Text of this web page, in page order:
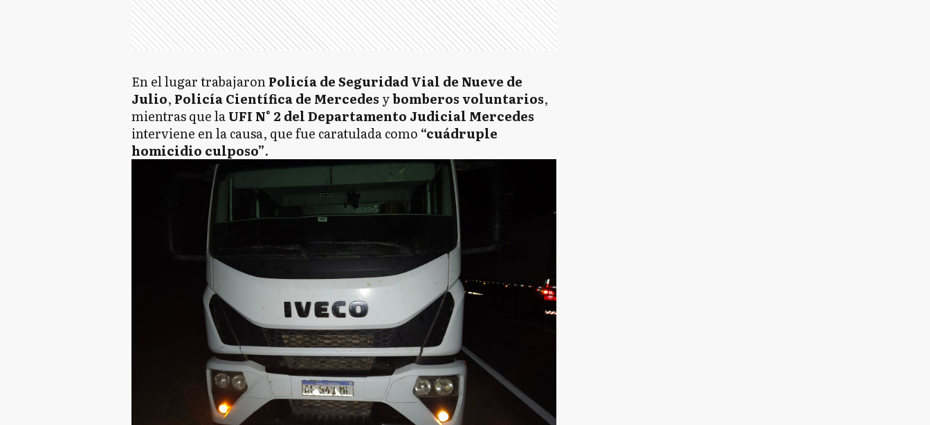
En el lugar trabajaronPolicía de Seguridad Vial de Nueve de
Julio, Policía Científica de Mercedes ybomberos voluntarios,
mientras que laUFI N° 2 del Departamento Judicial Mercedes
interviene en la causa, que fue caratulada como “cuádruple
homicidio culposo”.